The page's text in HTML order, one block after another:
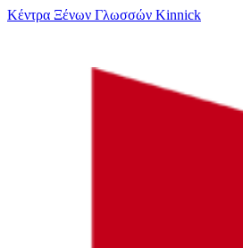
Κέντρα Ξένων Γλωσσών Kinnick